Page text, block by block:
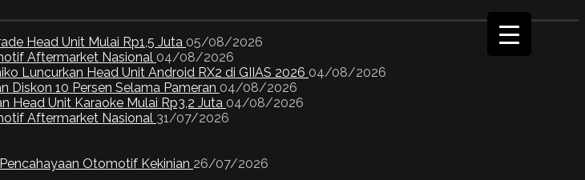
Head Unit Mulai Rp1,5 Juta 05/08/2026
Aftermarket Nasional 04/08/2026
Luncurkan Head Unit Android RX2 di GIIAS 2026 04/08/2026
Diskon 10 Persen Selama Pameran 04/08/2026
Head Unit Karaoke Mulai Rp3,2 Juta 04/08/2026
Aftermarket Nasional 31/07/2026
Otomotif Kekinian 26/07/2026